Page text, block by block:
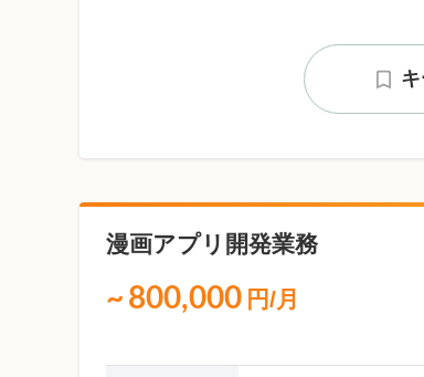
漫画アプリ開発業務
~ 800,000 円/月